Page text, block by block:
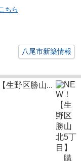
ちら
八尾市新築情報
生野区勝山...